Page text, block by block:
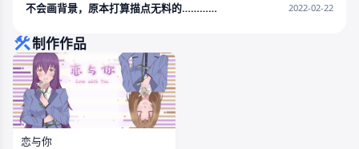
不会画背景，原本打算描点无料的………… 2022-02-22
制作作品
恋与你